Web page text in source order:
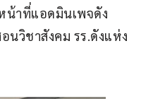
น้าที่แอดมินเพจดัง
นวิชาสังคม รร.ดังแห่ง